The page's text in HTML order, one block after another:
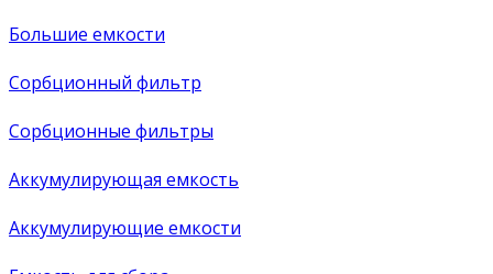
Большие емкости
Сорбционный фильтр
Сорбционные фильтры
Аккумулирующая емкость
Аккумулирующие емкости